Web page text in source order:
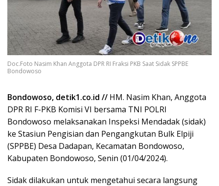
Doc.Foto Nasim Khan Anggota DPR RI Fraksi PKB Saat Sidak SPPBE
Bondowoso
Bondowoso, detik1.co.id // HM. Nasim Khan, Anggota
DPR RI F-PKB Komisi VI bersama TNI POLRI
Bondowoso melaksanakan Inspeksi Mendadak (sidak)
ke Stasiun Pengisian dan Pengangkutan Bulk Elpiji
(SPPBE) Desa Dadapan, Kecamatan Bondowoso,
Kabupaten Bondowoso, Senin (01/04/2024).
Sidak dilakukan untuk mengetahui secara langsung